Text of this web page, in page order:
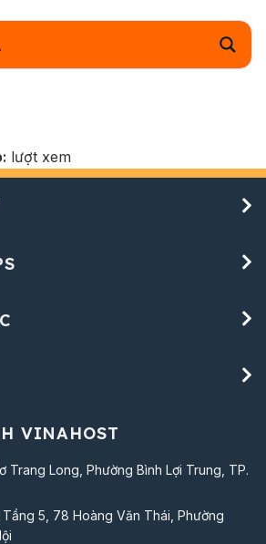
lượt xem
VINAHOST
Trang Long, Phường Bình Lợi Trung, TP.
5, 78 Hoàng Văn Thái, Phường